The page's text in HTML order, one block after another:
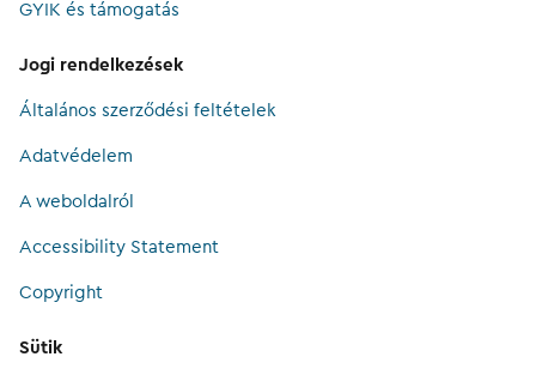
GYIK és támogatás
Jogi rendelkezések
Általános szerződési feltételek
Adatvédelem
A weboldalról
Accessibility Statement
Copyright
Sütik